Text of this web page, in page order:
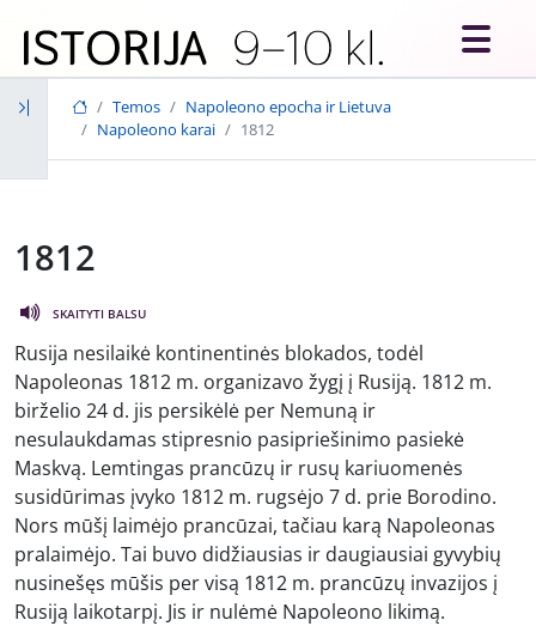
Temos
Napoleono epocha ir Lietuva
Napoleono karai
1812
1812
SKAITYTI BALSU
Rusija nesilaikė kontinentinės blokados, todėl
Napoleonas 1812 m. organizavo žygį į Rusiją. 1812 m.
birželio 24 d. jis persikėlė per Nemuną ir
nesulaukdamas stipresnio pasipriešinimo pasiekė
Maskvą. Lemtingas prancūzų ir rusų kariuomenės
susidūrimas įvyko 1812 m. rugsėjo 7 d. prie Borodino.
Nors mūšį laimėjo prancūzai, tačiau karą Napoleonas
pralaimėjo. Tai buvo didžiausias ir daugiausiai gyvybių
nusinešęs mūšis per visą 1812 m. prancūzų invazijos į
Rusiją laikotarpį. Jis ir nulėmė Napoleono likimą.